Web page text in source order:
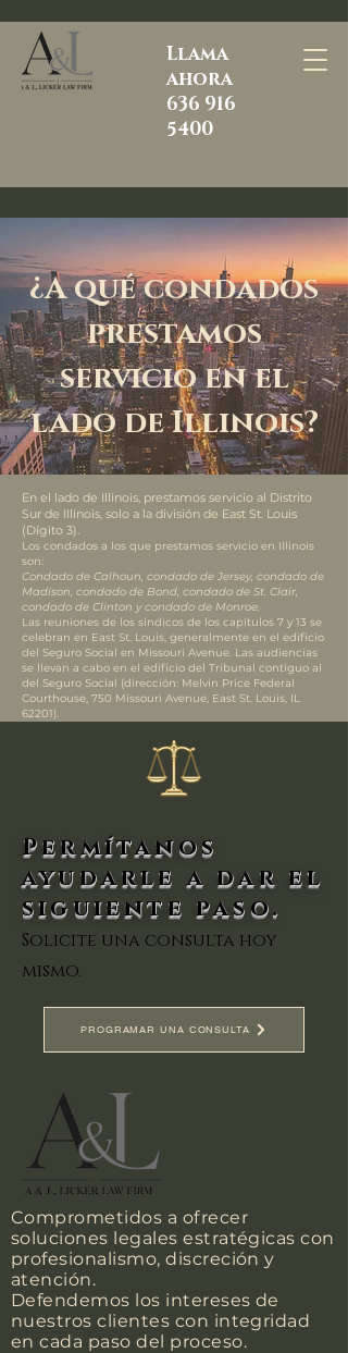
Llama
ahora
636 916
5400
¿A qué condados
prestamos
servicio en el
lado de Illinois?
En el lado de Illinois, prestamos servicio al Distrito
Sur de Illinois, solo a la división de East St. Louis
(Dígito 3).
Los condados a los que prestamos servicio en Illinois
son:
Condado de Calhoun, condado de Jersey, condado de
Madison, condado de Bond, condado de St. Clair,
condado de Clinton y condado de Monroe.
Las reuniones de los síndicos de los capítulos 7 y 13 se
celebran en East St. Louis, generalmente en el edificio
del Seguro Social en Missouri Avenue. Las audiencias
se llevan a cabo en el edificio del Tribunal contiguo al
del Seguro Social (dirección: Melvin Price Federal
Courthouse, 750 Missouri Avenue, East St. Louis, IL
62201).
Permítanos
ayudarle a dar el
siguiente paso.
Solicite una consulta hoy
mismo.
PROGRAMAR UNA CONSULTA
Comprometidos a ofrecer
soluciones legales estratégicas con
profesionalismo, discreción y
atención.
Defendemos los intereses de
nuestros clientes con integridad
en cada paso del proceso.